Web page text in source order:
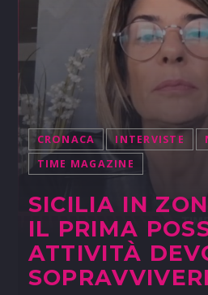
CRONACA INTERVISTE
TIME MAGAZINE
SICILIA IN
IL PRIMA
ATTIVITÀ